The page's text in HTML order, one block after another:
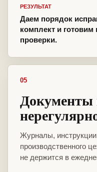
РЕЗУЛЬТАТ
Даем порядок
комплект и
проверки.
05
Документы
Журналы,
производственного
не держится в